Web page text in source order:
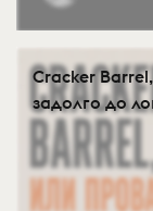
Cracker
задолго до